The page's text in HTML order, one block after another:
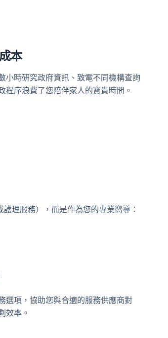
本
小時研究政府資訊、致電不同機構查詢
程序浪費了您陪伴家人的寶貴時間。
理服務），而是作為您的專業嚮導：
選項，協助您與合適的服務供應商對
效率。